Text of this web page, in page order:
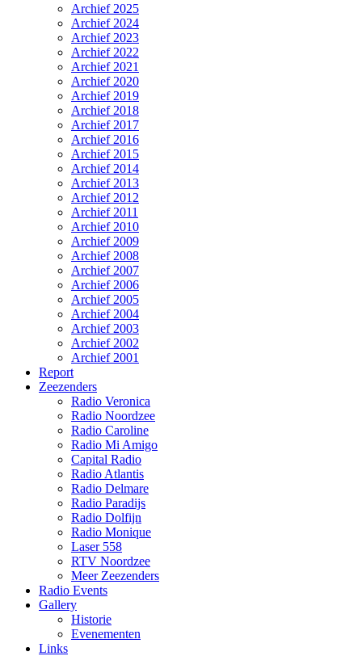
Archief 2025
Archief 2024
Archief 2023
Archief 2022
Archief 2021
Archief 2020
Archief 2019
Archief 2018
Archief 2017
Archief 2016
Archief 2015
Archief 2014
Archief 2013
Archief 2012
Archief 2011
Archief 2010
Archief 2009
Archief 2008
Archief 2007
Archief 2006
Archief 2005
Archief 2004
Archief 2003
Archief 2002
Archief 2001
Report
Zeezenders
Radio Veronica
Radio Noordzee
Radio Caroline
Radio Mi Amigo
Capital Radio
Radio Atlantis
Radio Delmare
Radio Paradijs
Radio Dolfijn
Radio Monique
Laser 558
RTV Noordzee
Meer Zeezenders
Radio Events
Gallery
Historie
Evenementen
Links